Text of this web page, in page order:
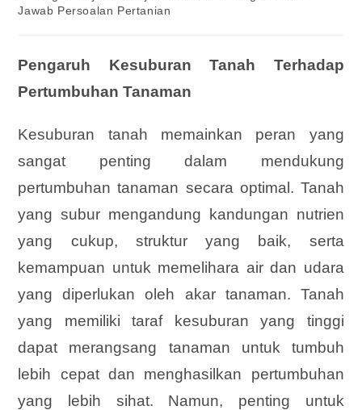
Jawab Persoalan Pertanian
Pengaruh Kesuburan Tanah Terhadap
Pertumbuhan Tanaman
Kesuburan tanah memainkan peran yang
sangat penting dalam mendukung
pertumbuhan tanaman secara optimal. Tanah
yang subur mengandung kandungan nutrien
yang cukup, struktur yang baik, serta
kemampuan untuk memelihara air dan udara
yang diperlukan oleh akar tanaman. Tanah
yang memiliki taraf kesuburan yang tinggi
dapat merangsang tanaman untuk tumbuh
lebih cepat dan menghasilkan pertumbuhan
yang lebih sihat. Namun, penting untuk